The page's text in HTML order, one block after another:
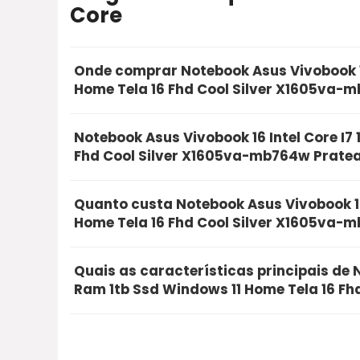
Core
Onde comprar Notebook Asus Vivobook
Home Tela 16 Fhd Cool Silver
A opção mais segura e recomendada para
16gb Ram 1tb Ssd Windows 11 Home Tela 16
proteção na sua compra online.
Notebook Asus Vivobook 16 Intel Core I7
Fhd Cool Silver X1605va-mb764w
Sim, a Notebook Asus Vivobook 16 Intel Core
Silver X1605va-mb764w Prateado é bom e
que recomendamos.
Quanto custa Notebook Asus Vivobook
Home Tela 16 Fhd Cool Silver X1605va-
Atualmente, o Notebook Asus Vivobook 16
Fhd Cool Silver X1605va-mb764w Prateado
Quais as características principais de
Ram 1tb Ssd Windows 11 Home Tela 16